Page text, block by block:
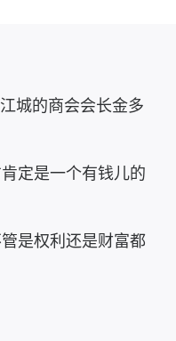
城的商会会长金多
定是一个有钱儿的
是权利还是财富都